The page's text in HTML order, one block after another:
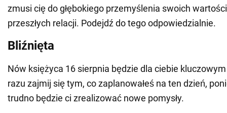
zmusi cię do głębokiego przemyślenia swoich
przeszłych relacji. Podejdź do tego odpowiedzialnie.
Bliźnięta
Nów księżyca 16 sierpnia będzie dla ciebie
razu zajmij się tym, co zaplanowałeś na ten dzień,
trudno będzie ci zrealizować nowe pomysły.